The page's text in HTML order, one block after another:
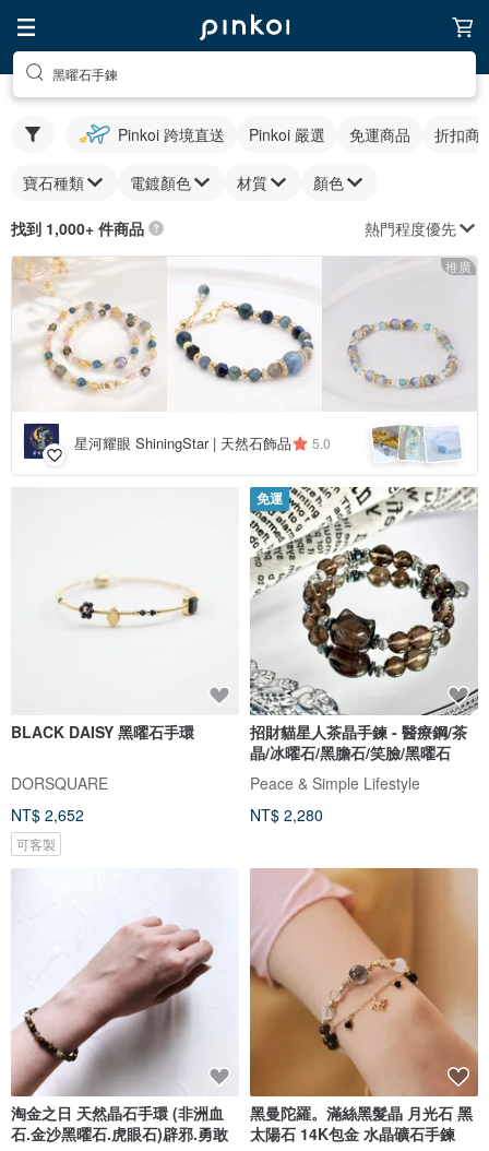
黑曜石手鍊
Pinkoi 跨境直送 Pinkoi 嚴選 免運商品 折扣商
寶石種類 電鍍顏色 材質 顏色
找到 1,000+ 件商品 熱門程度優先
推廣
星河耀眼 ShiningStar | 天然石飾品 5.0
BLACK DAISY 黑曜石手環
DORSQUARE
NT$ 2,652
可客製
免運
招財貓星人茶晶手鍊 - 醫療鋼/茶
晶/冰曜石/黑膽石/笑臉/黑曜石
Peace & Simple Lifestyle
NT$ 2,280
淘金之日 天然晶石手環 (非洲血
石.金沙黑曜石.虎眼石)辟邪.勇敢
黑曼陀羅。滿絲黑髮晶 月光石 黑
太陽石 14K包金 水晶礦石手鍊